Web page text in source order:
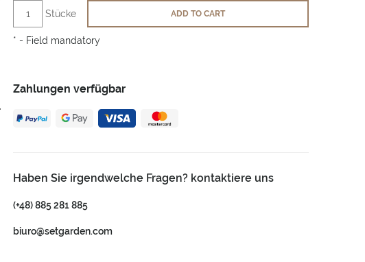
Zahlungen verfügbar
Haben Sie irgendwelche Fragen? kontaktiere uns
(+48) 885 281 885
biuro@setgarden.com
Stücke ADD TO CART
* - Field mandatory